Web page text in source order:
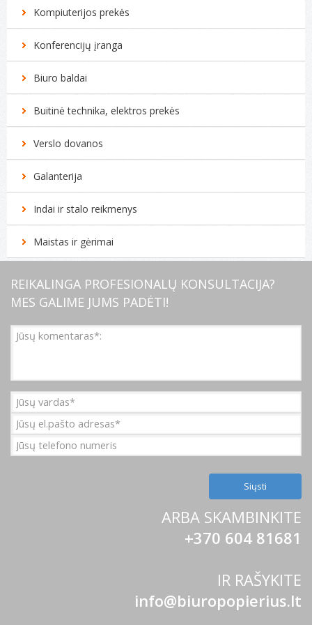
Kompiuterijos prekės
Konferencijų įranga
Biuro baldai
Buitinė technika, elektros prekės
Verslo dovanos
Galanterija
Indai ir stalo reikmenys
Maistas ir gėrimai
REIKALINGA PROFESIONALŲ KONSULTACIJA?
MES GALIME JUMS PADĖTI!
ARBA SKAMBINKITE
+370 604 81681
IR RAŠYKITE
info@biuropopierius.lt